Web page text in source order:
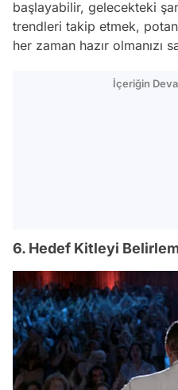
başlayabilir, gelecekteki
trendleri takip etmek,
her zaman hazır olmanızı
İçeriğin
6. Hedef Kitleyi